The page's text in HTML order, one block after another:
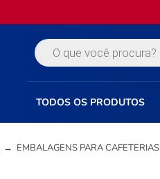
TODOS OS PRODUTOS
→ EMBALAGENS PARA CAFETERIAS